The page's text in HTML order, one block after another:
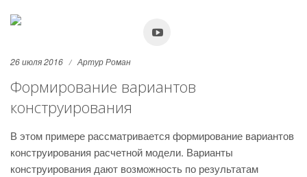
26 июля 2016 Артур Роман
Формирование вариантов
конструирования
В этом примере рассматривается формирование вариантов
конструирования расчетной модели. Варианты
конструирования дают возможность по результатам